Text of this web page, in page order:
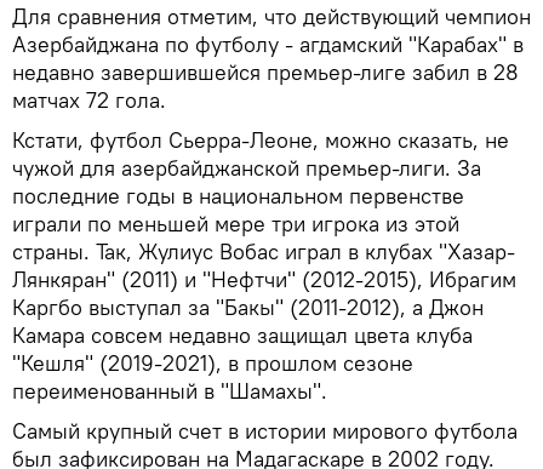
Для сравнения отметим, что действующий чемпион
Азербайджана по футболу - агдамский "Карабах" в
недавно завершившейся премьер-лиге забил в 28
матчах 72 гола.
Кстати, футбол Сьерра-Леоне, можно сказать, не
чужой для азербайджанской премьер-лиги. За
последние годы в национальном первенстве
играли по меньшей мере три игрока из этой
страны. Так, Жулиус Вобас играл в клубах "Хазар-
Лянкяран" (2011) и "Нефтчи" (2012-2015), Ибрагим
Каргбо выступал за "Бакы" (2011-2012), а Джон
Камара совсем недавно защищал цвета клуба
"Кешля" (2019-2021), в прошлом сезоне
переименованный в "Шамахы".
Самый крупный счет в истории мирового футбола
был зафиксирован на Мадагаскаре в 2002 году.